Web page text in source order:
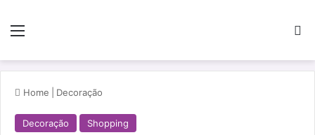
Menu
Home Decoração
Decoração Shopping